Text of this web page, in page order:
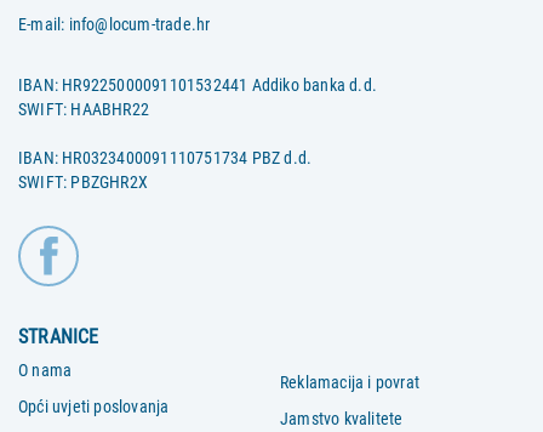
E-mail: info@locum-trade.hr
IBAN: HR9225000091101532441 Addiko banka d.d.
SWIFT: HAABHR22
IBAN: HR0323400091110751734 PBZ d.d.
SWIFT: PBZGHR2X
STRANICE
O nama
Opći uvjeti poslovanja
Reklamacija i povrat
Jamstvo kvalitete